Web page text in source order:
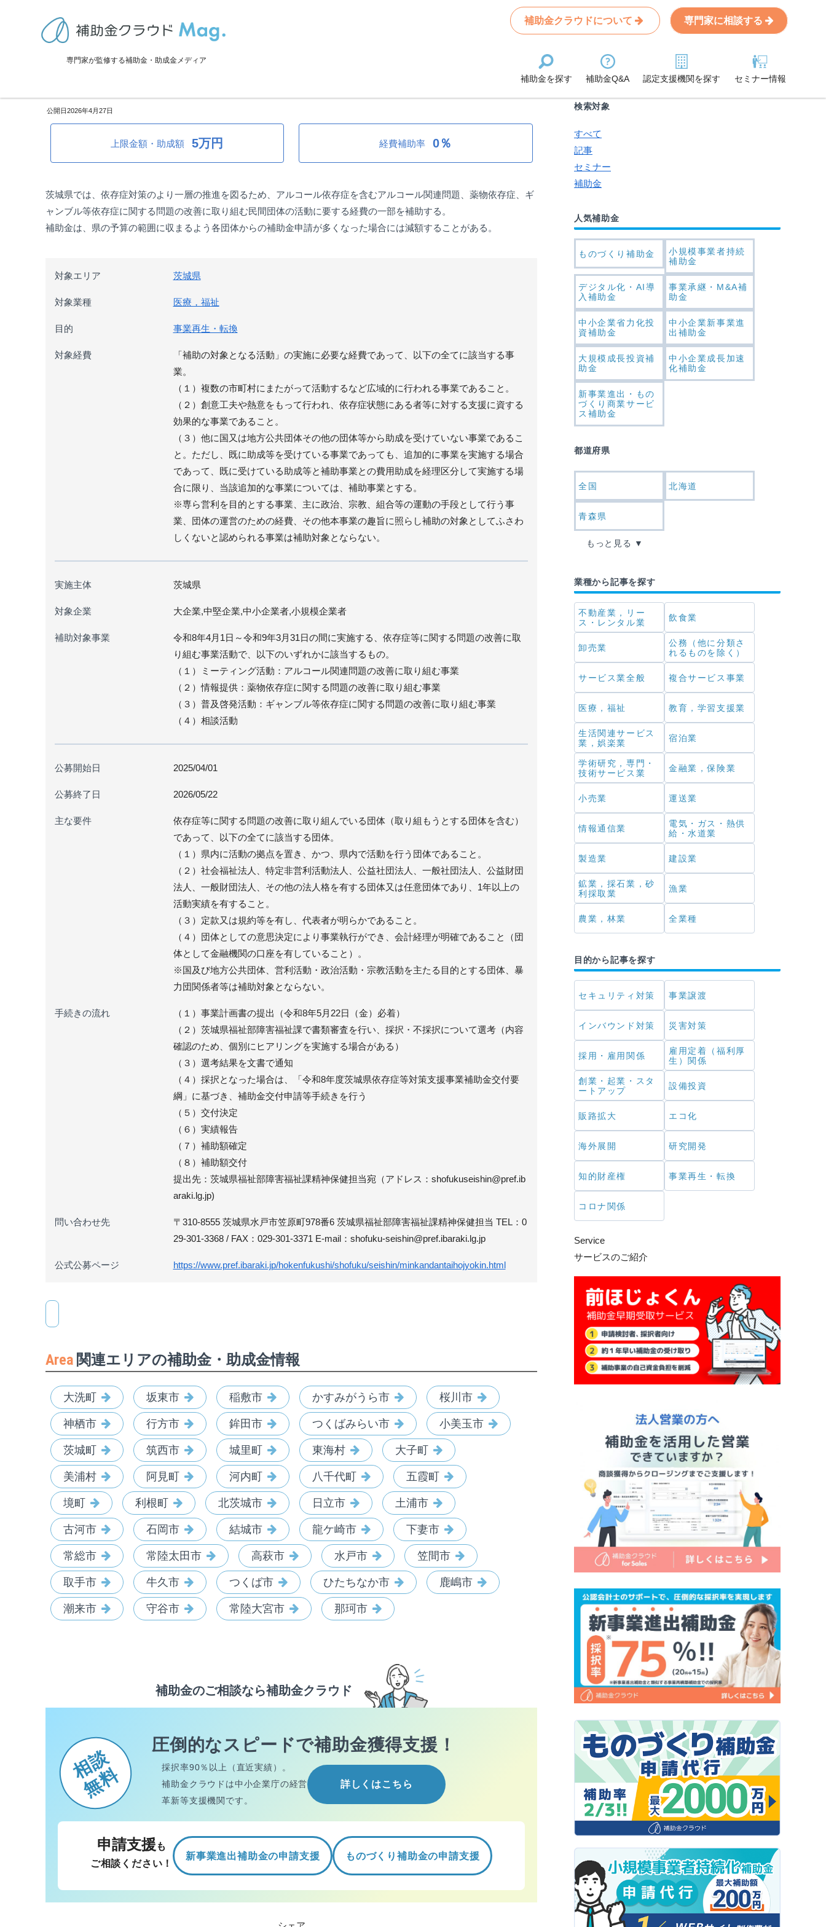
専門家が監修する補助金・助成金メディア
補助金クラウドについて 専門家に相談する
補助金を探す 補助金Q&A 認定支援機関を探す セミナー情報
>補助金・助成金詳細
2026年4月27日
上限金額・助成額 5万円 経費補助率 0％
茨城県では、依存症対策のより一層の推進を図るため、アルコール依存症を含むアルコール関連問題、薬物依存症、ギ
ャンブル等依存症に関する問題の改善に取り組む民間団体の活動に要する経費の一部を補助する。
補助金は、県の予算の範囲に収まるよう各団体からの補助金申請が多くなった場合には減額することがある。
対象エリア 茨城県
対象業種 医療，福祉
目的 事業再生・転換
対象経費
「補助の対象となる活動」の実施に必要な経費であって、以下の全てに該当する事
業。
（１）複数の市町村にまたがって活動するなど広域的に行われる事業であること。
（２）創意工夫や熱意をもって行われ、依存症状態にある者等に対する支援に資する
効果的な事業であること。
（３）他に国又は地方公共団体その他の団体等から助成を受けていない事業であるこ
と。ただし、既に助成等を受けている事業であっても、追加的に事業を実施する場合
であって、既に受けている助成等と補助事業との費用助成を経理区分して実施する場
合に限り、当該追加的な事業については、補助事業とする。
※専ら営利を目的とする事業、主に政治、宗教、組合等の運動の手段として行う事
業、団体の運営のための経費、その他本事業の趣旨に照らし補助の対象としてふさわ
しくないと認められる事業は補助対象とならない。
実施主体 茨城県
対象企業 大企業,中堅企業,中小企業者,小規模企業者
補助対象事業
令和8年4月1日～令和9年3月31日の間に実施する、依存症等に関する問題の改善に取
り組む事業活動で、以下のいずれかに該当するもの。
（１）ミーティング活動：アルコール関連問題の改善に取り組む事業
（２）情報提供：薬物依存症に関する問題の改善に取り組む事業
（３）普及啓発活動：ギャンブル等依存症に関する問題の改善に取り組む事業
（４）相談活動
公募開始日 2025/04/01
公募終了日 2026/05/22
主な要件
依存症等に関する問題の改善に取り組んでいる団体（取り組もうとする団体を含む）
であって、以下の全てに該当する団体。
（１）県内に活動の拠点を置き、かつ、県内で活動を行う団体であること。
（２）社会福祉法人、特定非営利活動法人、公益社団法人、一般社団法人、公益財団
法人、一般財団法人、その他の法人格を有する団体又は任意団体であり、1年以上の
活動実績を有すること。
（３）定款又は規約等を有し、代表者が明らかであること。
（４）団体としての意思決定により事業執行ができ、会計経理が明確であること（団
体として金融機関の口座を有していること）。
※国及び地方公共団体、営利活動・政治活動・宗教活動を主たる目的とする団体、暴
力団関係者等は補助対象とならない。
手続きの流れ
（１）事業計画書の提出（令和8年5月22日（金）必着）
（２）茨城県福祉部障害福祉課で書類審査を行い、採択・不採択について選考（内容
確認のため、個別にヒアリングを実施する場合がある）
（３）選考結果を文書で通知
（４）採択となった場合は、「令和8年度茨城県依存症等対策支援事業補助金交付要
綱」に基づき、補助金交付申請等手続きを行う
（５）交付決定
（６）実績報告
（７）補助額確定
（８）補助額交付
提出先：茨城県福祉部障害福祉課精神保健担当宛（アドレス：shofukuseishin@pref.ib
araki.lg.jp)
問い合わせ先
〒310-8555 茨城県水戸市笠原町978番6 茨城県福祉部障害福祉課精神保健担当 TEL：0
29-301-3368 / FAX：029-301-3371 E-mail：shofuku-seishin@pref.ibaraki.lg.jp
公式公募ページ https://www.pref.ibaraki.jp/hokenfukushi/shofuku/seishin/minkandantaihojyokin.html
Area 関連エリアの補助金・助成金情報
大洗町 坂東市 稲敷市 かすみがうら市 桜川市
神栖市 行方市 鉾田市 つくばみらい市 小美玉市
茨城町 筑西市 城里町 東海村 大子町
美浦村 阿見町 河内町 八千代町 五霞町
境町 利根町 北茨城市 日立市 土浦市
古河市 石岡市 結城市 龍ケ崎市 下妻市
常総市 常陸太田市 高萩市 水戸市 笠間市
取手市 牛久市 つくば市 ひたちなか市 鹿嶋市
潮来市 守谷市 常陸大宮市 那珂市
補助金のご相談なら補助金クラウド
相談
無料
圧倒的なスピードで補助金獲得支援！
採択率90％以上（直近実績）。
補助金クラウドは中小企業庁の経営
革新等支援機関です。
詳しくはこちら
申請支援 も
ご相談ください！
新事業進出補助金の申請支援 ものづくり補助金の申請支援
Search
条件から記事を探す
検索対象
すべて
記事
セミナー
補助金
人気補助金
ものづくり補助金
小規模事業者持続
補助金
デジタル化・AI導
入補助金
事業承継・M&A補
助金
中小企業省力化投
資補助金
中小企業新事業進
出補助金
大規模成長投資補
助金
中小企業成長加速
化補助金
新事業進出・もの
づくり商業サービ
ス補助金
都道府県
全国 北海道
青森県
もっと見る
業種から記事を探す
不動産業，リー
ス・レンタル業
飲食業
卸売業
公務（他に分類さ
れるものを除く）
サービス業全般 複合サービス事業
医療，福祉 教育，学習支援業
生活関連サービス
業，娯楽業
宿泊業
学術研究，専門・
技術サービス業
金融業，保険業
小売業 運送業
情報通信業
電気・ガス・熱供
給・水道業
製造業 建設業
鉱業，採石業，砂
利採取業
漁業
農業，林業 全業種
目的から記事を探す
セキュリティ対策 事業譲渡
インバウンド対策 災害対策
採用・雇用関係
雇用定着（福利厚
生）関係
創業・起業・スタ
ートアップ
設備投資
販路拡大 エコ化
海外展開 研究開発
知的財産権 事業再生・転換
コロナ関係
Service
サービスのご紹介